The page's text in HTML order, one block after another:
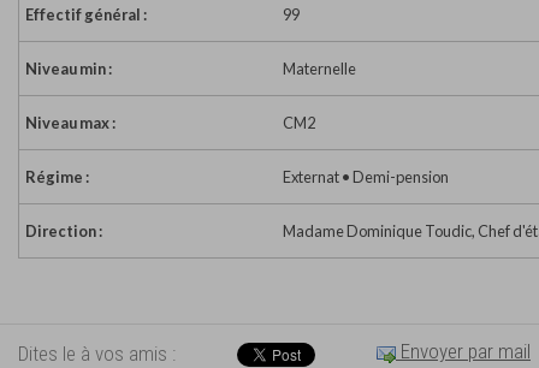
Effectif général : 99
Niveau min : Maternelle
Niveau max : CM2
Régime : Externat • Demi-pension
Direction : Madame Dominique Toudic, Chef
Dites le à vos amis : Envoyer par mail